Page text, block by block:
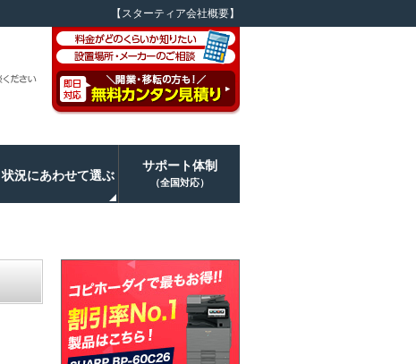
【スターティア会社概要】
状況にあわせて選ぶ
サポート体制
（全国対応）